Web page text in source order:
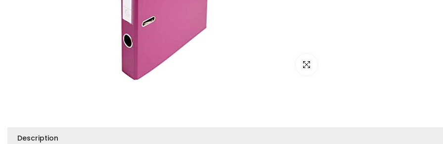
Cliquez pour agrandir
Description